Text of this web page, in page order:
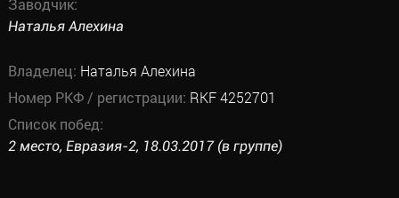
Заводчик:
Наталья Алехина
Владелец: Наталья Алехина
Номер РКФ / регистрации: RKF 4252701
Список побед:
2 место, Евразия-2, 18.03.2017 (в группе)